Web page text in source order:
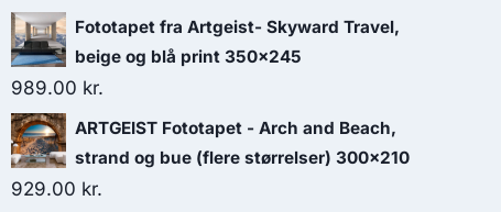
Fototapet fra Artgeist- Skyward Travel,
beige og blå print 350x245
989.00 kr.
ARTGEIST Fototapet - Arch and Beach,
strand og bue (flere størrelser) 300x210
929.00 kr.